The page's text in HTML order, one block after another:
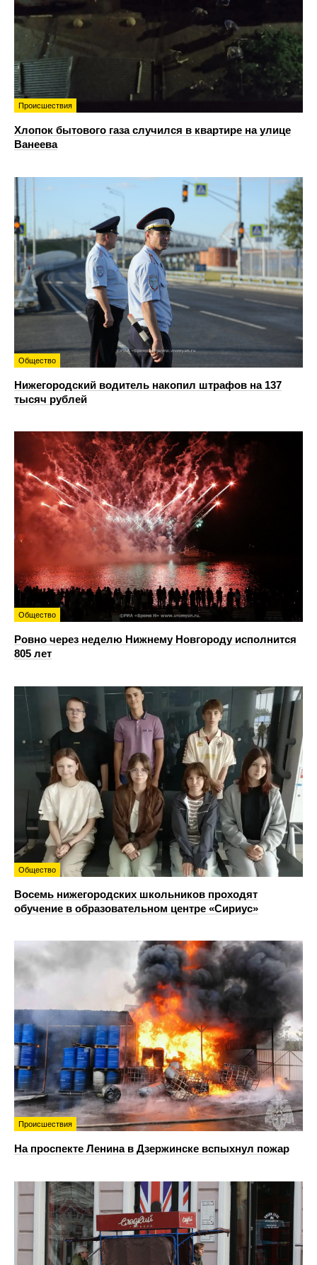
Происшествия
Хлопок бытового газа случился в квартире на улице
Ванеева
Общество
Нижегородский водитель накопил штрафов на 137
тысяч рублей
Общество
Ровно через неделю Нижнему Новгороду исполнится
805 лет
Общество
Восемь нижегородских школьников проходят
обучение в образовательном центре «Сириус»
Происшествия
На проспекте Ленина в Дзержинске вспыхнул пожар